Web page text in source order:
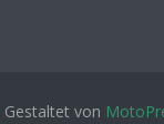
Gestaltet von